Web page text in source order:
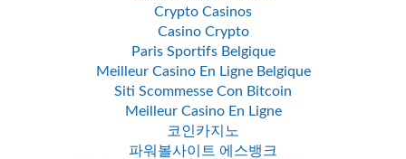
Crypto Casinos
Casino Crypto
Paris Sportifs Belgique
Meilleur Casino En Ligne Belgique
Siti Scommesse Con Bitcoin
Meilleur Casino En Ligne
코인카지노
파워볼사이트 에스뱅크